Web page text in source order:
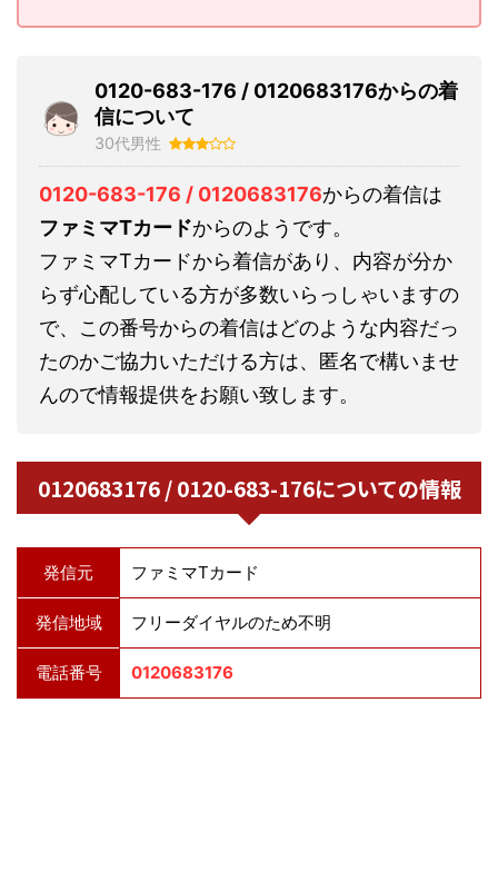
0120-683-176 / 0120683176からの着
信について
30代男性
0120-683-176 / 0120683176からの着信は
ファミマTカードからのようです。
ファミマTカードから着信があり、内容が分か
らず心配している方が多数いらっしゃいますの
で、この番号からの着信はどのような内容だっ
たのかご協力いただける方は、匿名で構いませ
んので情報提供をお願い致します。
0120683176 / 0120-683-176についての情報
発信元 ファミマTカード
発信地域 フリーダイヤルのため不明
電話番号 0120683176